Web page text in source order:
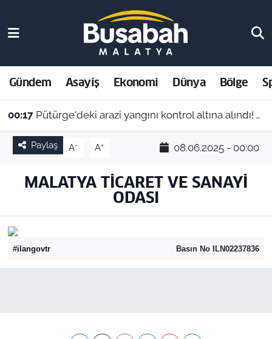
Gündem Asayiş Ekonomi Dünya Bölge
00:17 Pütürge'deki arazi yangını kontrol altına alındı! Vali Yavuz'dan çağrı
Paylaş A- A+ 08.06.2025 - 00:00
MALATYA TİCARET VE SANAYİ
ODASI
#ilangovtr Basın No ILN02237836
Asayiş
Ekonomi
Dünya
Malatya Nöbetçi Eczaneler
Malatya Hava Durumu
Malatya Namaz Vakitleri
Malatya Trafik Yoğunluk Haritası